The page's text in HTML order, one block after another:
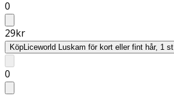
0
29kr
KöpLiceworld Luskam för kort eller fint hår, 1 st
0